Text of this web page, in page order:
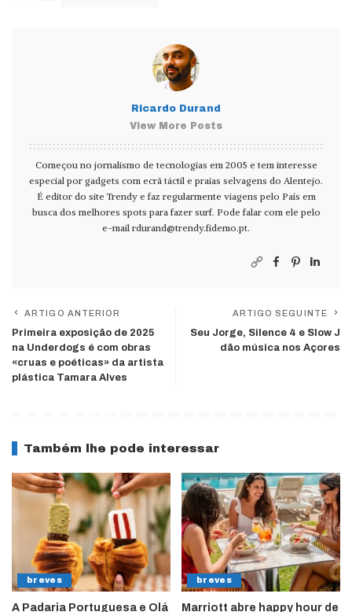
Ricardo Durand
View More Posts
Começou no jornalismo de tecnologias em 2005 e tem interesse
especial por gadgets com ecrã táctil e praias selvagens do Alentejo.
É editor do site Trendy e faz regularmente viagens pelo País em
busca dos melhores spots para fazer surf. Pode falar com ele pelo
e-mail rdurand@trendy.fidemo.pt.
ARTIGO ANTERIOR
Primeira exposição de 2025
na Underdogs é com obras
«cruas e poéticas» da artista
plástica Tamara Alves
ARTIGO SEGUINTE
Seu Jorge, Silence 4 e Slow J
dão música nos Açores
Também lhe pode interessar
breves
A Padaria Portuguesa e Olá
breves
Marriott abre happy hour de